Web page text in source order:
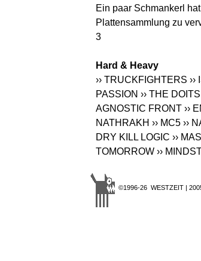
Ein paar Schmankerl
Plattensammlung zu
3
Hard & Heavy
›› TRUCKFIGHTERS ››
PASSION ›› THE DOITS
AGNOSTIC FRONT ››
NATHRAKH ›› MC5 ››
DRY KILL LOGIC ››
TOMORROW ››
©1996-26 WESTZEIT |